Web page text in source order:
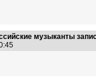
музыканты